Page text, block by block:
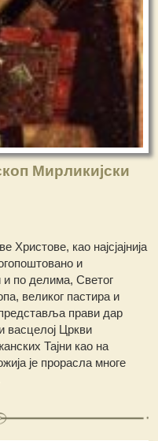
Мирликијски
Христове, као најсјајнија
и
по делима, Светог
великог пастира и
прави дар
васцелој Цркви
Тајни као на
је прорасла многе